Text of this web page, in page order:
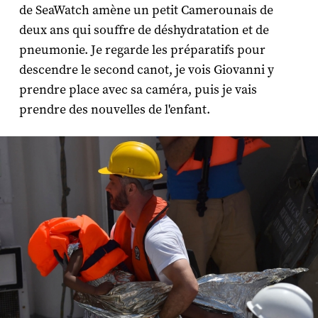
deSeaWatchamène un petit Camerounais de
deux ans qui souffre de déshydratation et de
pneumonie. Je regarde les préparatifs pour
descendre le second canot, je vois Giovanni y
prendre place avec sa caméra, puis je vais
prendre des nouvelles de l'enfant.